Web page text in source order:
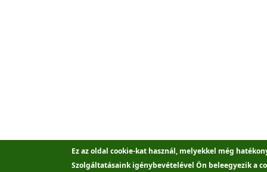
Ez az oldal cookie-kat használ, melyekkel még
Szolgáltatásaink igénybevételével Ön beleegyezik a